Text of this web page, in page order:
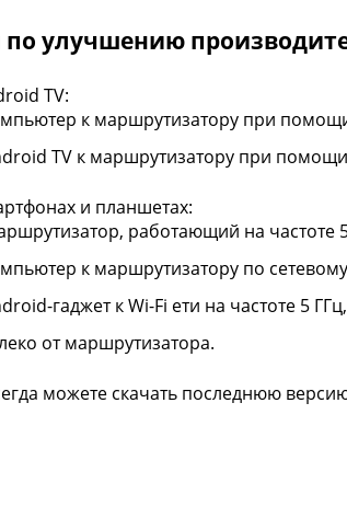
улучшению
TV:
к маршрутизатору при
TV к маршрутизатору при помощи
и планшетах:
работающий на частоте
к маршрутизатору по
гаджет к Wi-Fi ети на частоте 5 ГГц,
от маршрутизатора.
можете скачать последнюю